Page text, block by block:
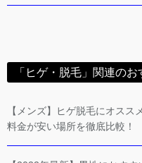
「ヒゲ・脱毛」関連の
【メンズ】ヒゲ脱毛にオスス
料金が安い場所を徹底比較！